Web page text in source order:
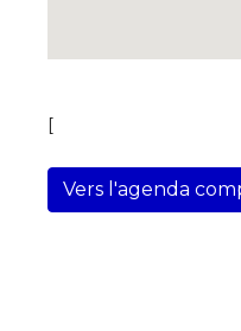
[
Vers l'agenda